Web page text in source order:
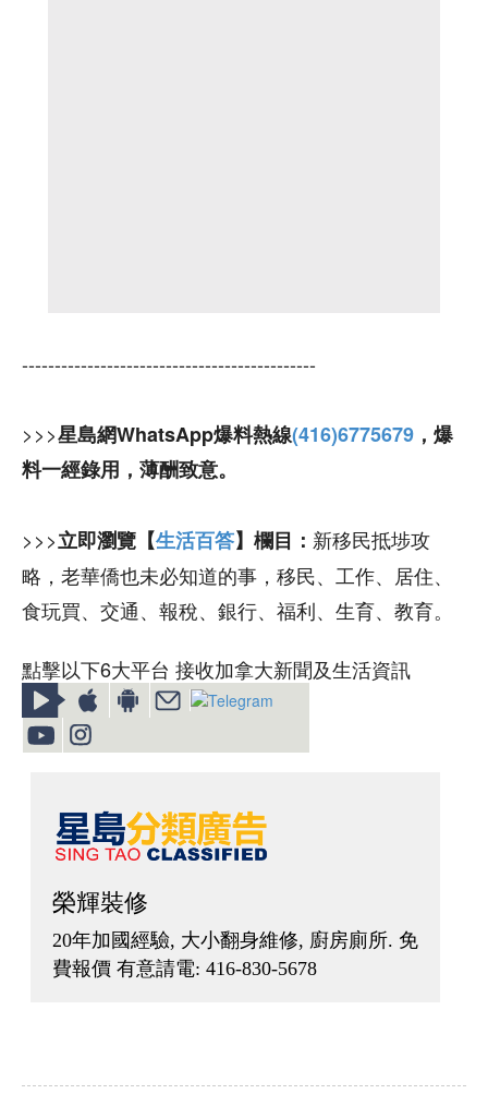
---------------------------------------------
>>>星島網WhatsApp爆料熱線(416)6775679 ，爆
料一經錄用，薄酬致意。
>>>立即瀏覽【生活百答】欄目： 新移民抵埗攻
略，老華僑也未必知道的事，移民、工作、居住、
食玩買、交通、報稅、銀行、福利、生育、教育。
點擊以下6大平台 接收加拿大新聞及生活資訊